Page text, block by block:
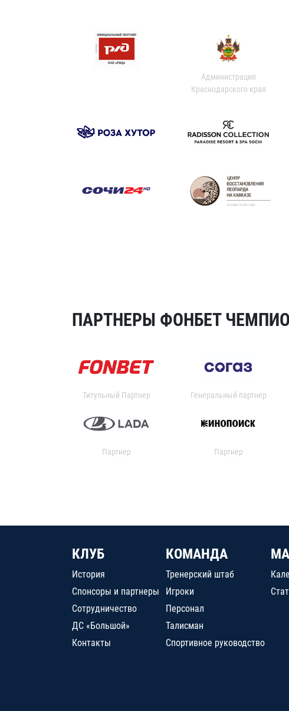
Администрация
Краснодарского края
ПАРТНЕРЫ ФОНБЕТ
Титульный Партнер Генеральный партнер
Партнер Партнер
КЛУБ
История
Спонсоры и партнеры
Сотрудничество
ДС «Большой»
Контакты
КОМАНДА
Тренерский штаб
Игроки
Персонал
Талисман
Спортивное руководство